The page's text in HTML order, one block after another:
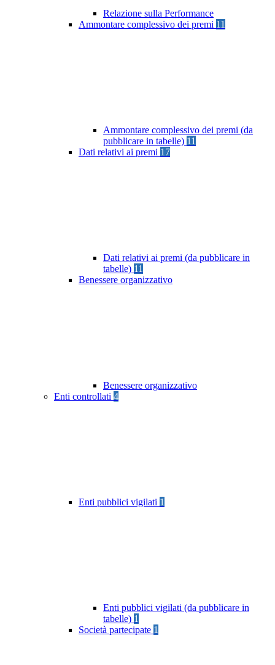
Relazione sulla Performance
Ammontare complessivo dei premi 11
Ammontare complessivo dei premi (da
pubblicare in tabelle) 11
Dati relativi ai premi 17
Dati relativi ai premi (da pubblicare in
tabelle) 11
Benessere organizzativo
Benessere organizzativo
Enti controllati 4
Enti pubblici vigilati 1
Enti pubblici vigilati (da pubblicare in
tabelle) 1
Società partecipate 1